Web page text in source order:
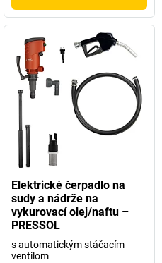
Elektrické čerpadlo na
sudy a nádrže na
vykurovací olej/naftu –
PRESSOL
s automatickým stáčacím
ventilom